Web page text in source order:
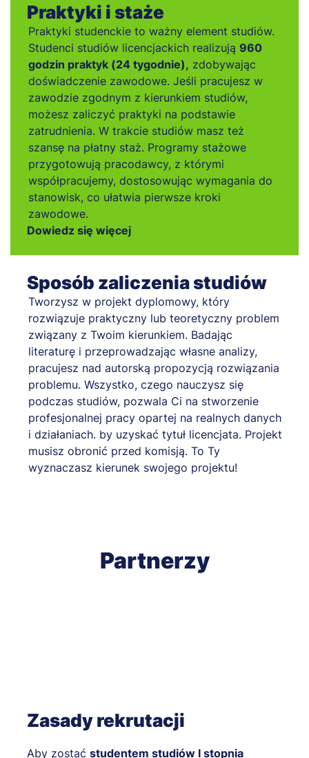
Praktyki i staże
Praktyki studenckie to ważny element studiów.
Studenci studiów licencjackich realizują 960
godzin praktyk (24 tygodnie), zdobywając
doświadczenie zawodowe. Jeśli pracujesz w
zawodzie zgodnym z kierunkiem studiów,
możesz zaliczyć praktyki na podstawie
zatrudnienia. W trakcie studiów masz też
szansę na płatny staż. Programy stażowe
przygotowują pracodawcy, z którymi
współpracujemy, dostosowując wymagania do
stanowisk, co ułatwia pierwsze kroki
zawodowe.
Dowiedz się więcej
Sposób zaliczenia studiów
Tworzysz w projekt dyplomowy, który
rozwiązuje praktyczny lub teoretyczny problem
związany z Twoim kierunkiem. Badając
literaturę i przeprowadzając własne analizy,
pracujesz nad autorską propozycją rozwiązania
problemu. Wszystko, czego nauczysz się
podczas studiów, pozwala Ci na stworzenie
profesjonalnej pracy opartej na realnych danych
i działaniach. by uzyskać tytuł licencjata. Projekt
musisz obronić przed komisją. To Ty
wyznaczasz kierunek swojego projektu!
Partnerzy
Zasady rekrutacji
Aby zostać studentem studiów I stopnia